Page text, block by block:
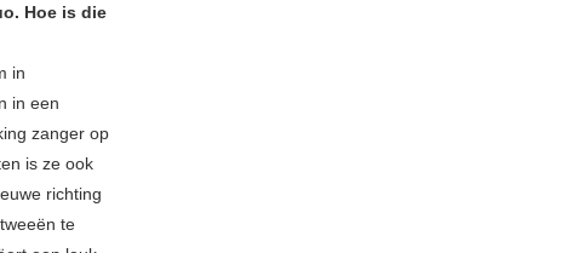
Hoe is die
in
in een
zanger op
is ze ook
richting
te